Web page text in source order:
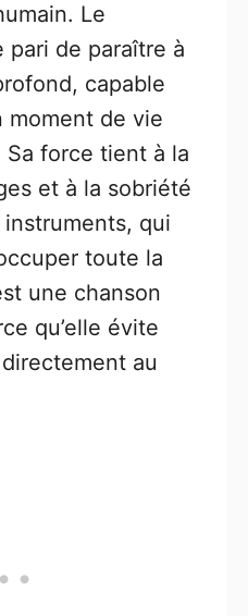
Le
pari de paraître à
capable
moment de vie
force tient à la
et à la sobriété
instruments, qui
toute la
une chanson
qu’elle évite
au